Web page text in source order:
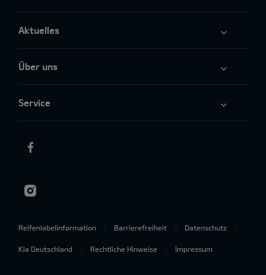
Aktuelles
Über uns
Service
Reifenlabelinformation Barrierefreiheit Datenschutz
Kia Deutschland Rechtliche Hinweise Impressum